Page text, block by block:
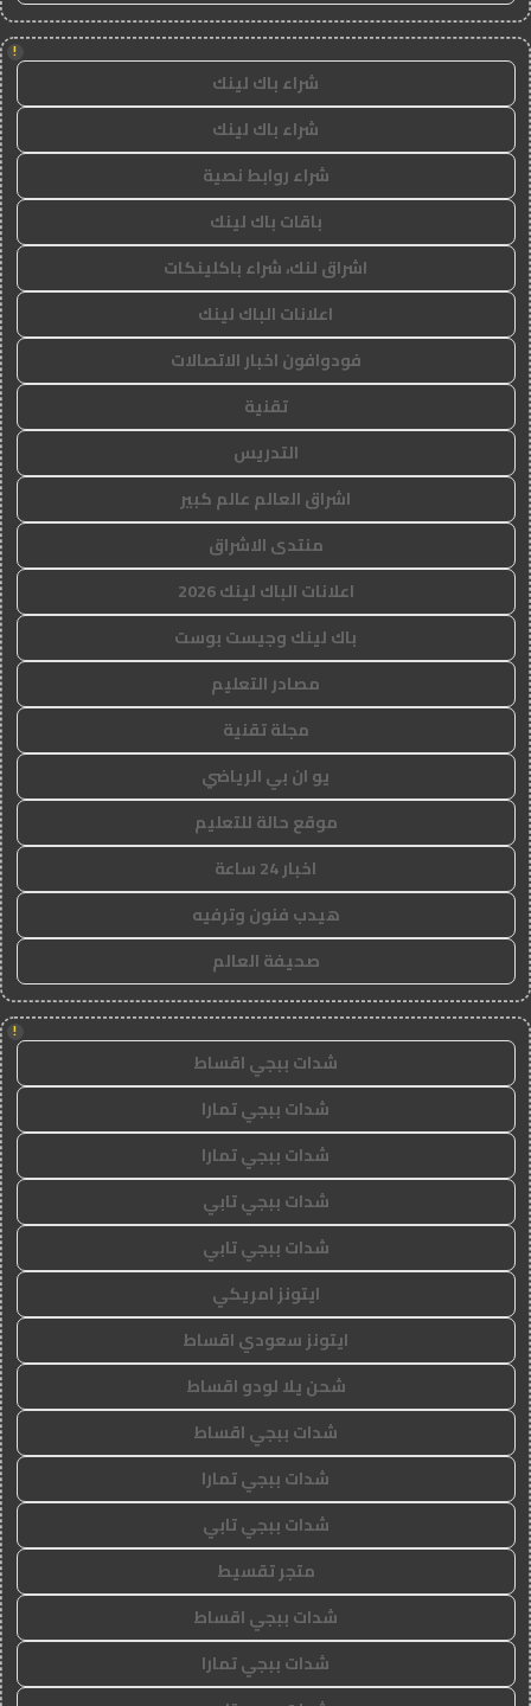
!
شراء باك لينك
شراء باك لينك
شراء روابط نصية
باقات باك لينك
اشراق لنك، شراء باكلينكات
اعلانات الباك لينك
فودوافون اخبار الاتصالات
تقنية
التدريس
اشراق العالم عالم كبير
منتدى الاشراق
اعلانات الباك لينك 2026
باك لينك وجيست بوست
مصادر التعليم
مجلة تقنية
يو ان بي الرياضي
موقع حالة للتعليم
اخبار 24 ساعة
هيدب فنون وترفيه
صحيفة العالم
!
شدات ببجي اقساط
شدات ببجي تمارا
شدات ببجي تمارا
شدات ببجي تابي
شدات ببجي تابي
ايتونز امريكي
ايتونز سعودي اقساط
شحن يلا لودو اقساط
شدات ببجي اقساط
شدات ببجي تمارا
شدات ببجي تابي
متجر تقسيط
شدات ببجي اقساط
شدات ببجي تمارا